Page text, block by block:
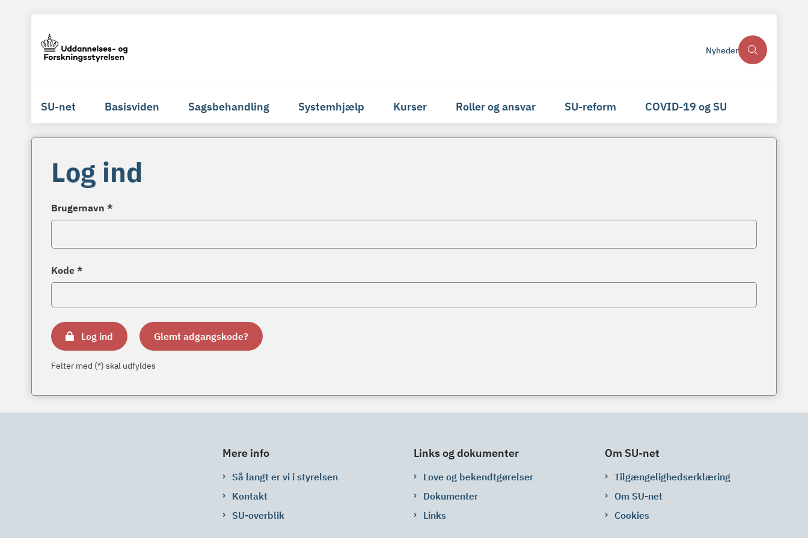
Nyheder
SU-net Basisviden Sagsbehandling Systemhjælp Kurser Roller og ansvar SU-reform COVID-19 og SU
Log ind
Brugernavn *
Kode *
Log ind Glemt adgangskode?
Felter med (*) skal udfyldes
Mere info
Så langt er vi i styrelsen
Kontakt
SU-overblik
Links og dokumenter
Love og bekendtgørelser
Dokumenter
Links
Om SU-net
Tilgængelighedserklæring
Om SU-net
Cookies